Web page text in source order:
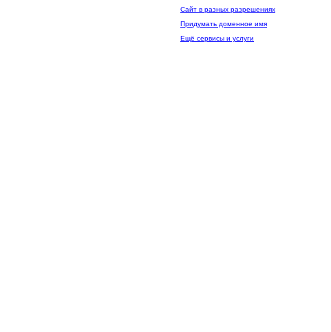
Сайт в разных разрешениях
Придумать доменное имя
Ещё сервисы и услуги